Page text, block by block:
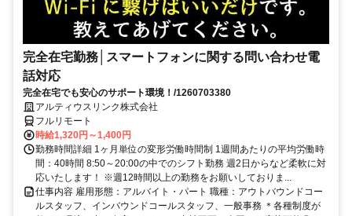
完全在宅勤務│スマートフォンに関する問い合わせ電
話対応
完全在宅でも安心のサポート環境！/1260703380
アルティウスリンク株式会社
フルリモート
時給1,320円～1,400円
勤務時間詳細 1ヶ月単位の変形労働時間制 1週間あたりの平均労働時
間：40時間 8:50～20:00の中でのシフト勤務 週2日からなど柔軟に対
応いたします！ ※週12時間以上の勤務をお願いしておりま...
仕事内容 雇用形態：アルバイト・パート 職種：アウトバウンドコー
ルスタッフ、インバウンドコールスタッフ、一般事務 ＊各種制度が